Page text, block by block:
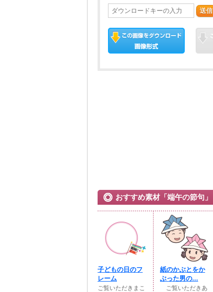
送信
おすすめ素材「端午の節句」
子どもの日のフ
レーム
ご覧いただきまこ
紙のかぶとをか
ぶった男の...
ご覧いただきあ